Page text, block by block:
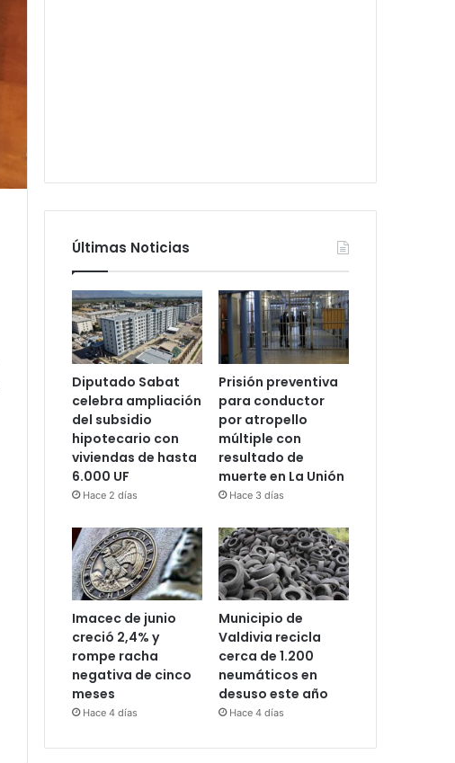
Últimas Noticias
Diputado Sabat
celebra ampliación
del subsidio
hipotecario con
viviendas de hasta
6.000 UF
Hace 2 días
Prisión preventiva
para conductor
por atropello
múltiple con
resultado de
muerte en La Unión
Hace 3 días
Imacec de junio
creció 2,4% y
rompe racha
negativa de cinco
meses
Hace 4 días
Municipio de
Valdivia recicla
cerca de 1.200
neumáticos en
desuso este año
Hace 4 días